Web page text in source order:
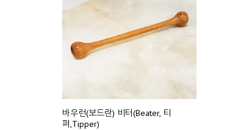
바우런(보드란) 비터(Beater, 티
퍼,Tipper)